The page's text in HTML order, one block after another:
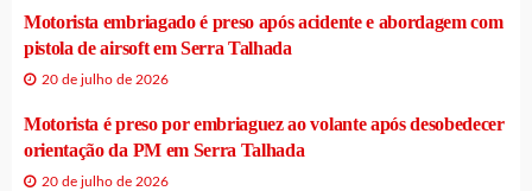
Motorista embriagado é preso após acidente e abordagem com
pistola de airsoft em Serra Talhada
20 de julho de 2026
Motorista é preso por embriaguez ao volante após desobedecer
orientação da PM em Serra Talhada
20 de julho de 2026